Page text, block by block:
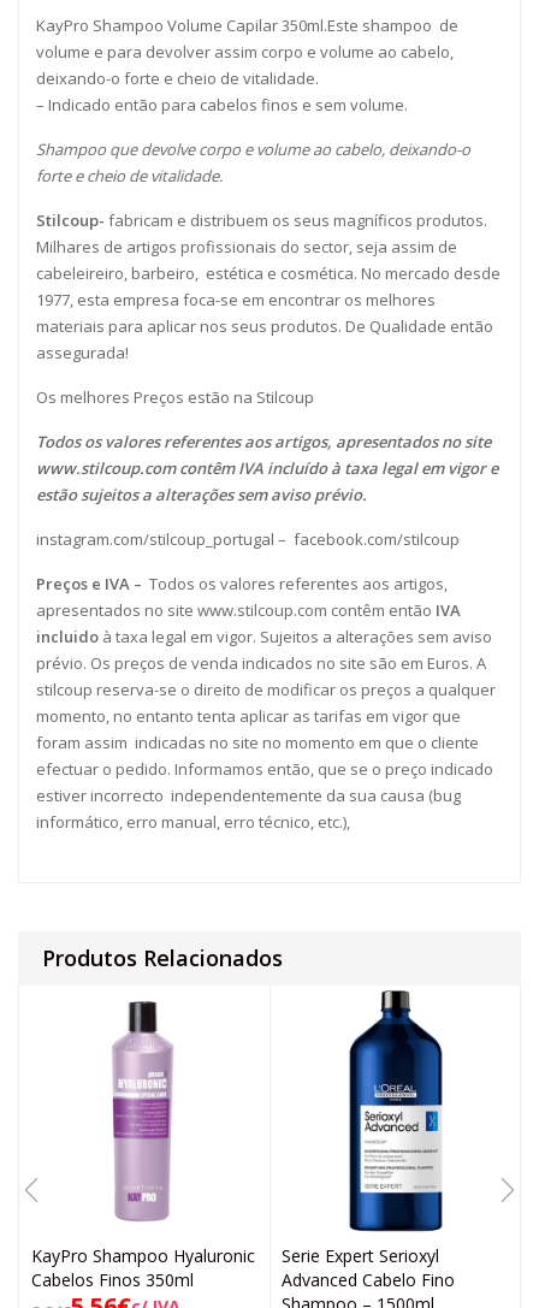
KayPro Shampoo Volume Capilar 350ml.Este shampoo de
volume e para devolver assim corpo e volume ao cabelo,
deixando-o forte e cheio de vitalidade.
– Indicado então para cabelos finos e sem volume.
Shampoo que devolve corpo e volume ao cabelo, deixando-o
forte e cheio de vitalidade.
Stilcoup- fabricam e distribuem os seus magníficos produtos.
Milhares de artigos profissionais do sector, seja assim de
cabeleireiro, barbeiro, estética e cosmética. No mercado desde
1977, esta empresa foca-se em encontrar os melhores
materiais para aplicar nos seus produtos. De Qualidade então
assegurada!
Os melhores Preços estão na Stilcoup
Todos os valores referentes aos artigos, apresentados no site
www.stilcoup.comcontêm IVA incluído à taxa legal em vigor e
estão sujeitos a alterações sem aviso prévio.
instagram.com/stilcoup_portugal – facebook.com/stilcoup
Preços e IVA – Todos os valores referentes aos artigos,
apresentados no site www.stilcoup.com contêm então IVA
incluido à taxa legal em vigor. Sujeitos a alterações sem aviso
prévio. Os preços de venda indicados no site são em Euros. A
stilcoup reserva-se o direito de modificar os preços a qualquer
momento, no entanto tenta aplicar as tarifas em vigor que
foram assim indicadas no site no momento em que o cliente
efectuar o pedido. Informamos então, que se o preço indicado
estiver incorrecto independentemente da sua causa (bug
informático, erro manual, erro técnico, etc.),
Produtos Relacionados
KayPro Shampoo Hyaluronic
Cabelos Finos 350ml
Serie Expert Serioxyl
Advanced Cabelo Fino